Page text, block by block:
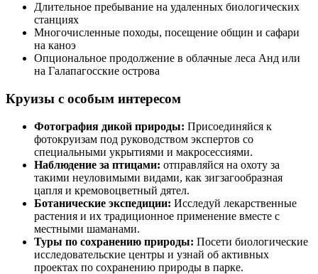
Длительное пребывание на удаленных биологических
станциях
Многочисленные походы, посещение общин и сафари
на каноэ
Опциональное продолжение в облачные леса Анд или
на Галапагосские острова
Круизы с особым интересом
Фотография дикой природы: Присоединяйся к
фотокруизам под руководством экспертов со
специальными укрытиями и макросессиями.
Наблюдение за птицами: отправляйся на охоту за
такими неуловимыми видами, как зигзагообразная
цапля и кремовоцветный дятел.
Ботанические экспедиции: Исследуй лекарственные
растения и их традиционное применение вместе с
местными шаманами.
Туры по сохранению природы: Посети биологические
исследовательские центры и узнай об активных
проектах по сохранению природы в парке.